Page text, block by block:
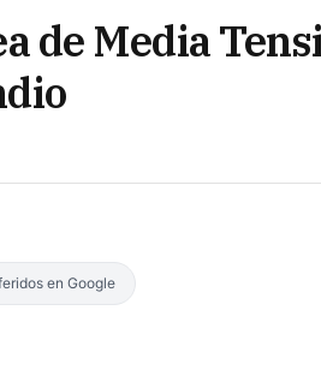
de Media
en Google